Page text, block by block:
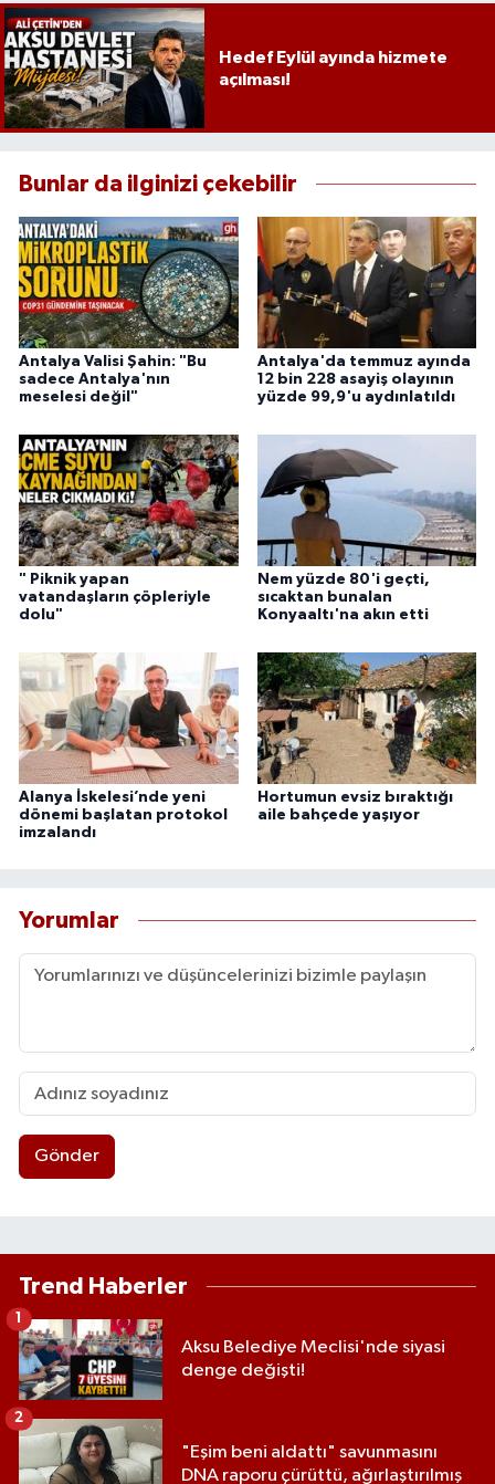
Hedef Eylül ayında hizmete
açılması!
Bunlar da ilginizi çekebilir
Antalya Valisi Şahin: "Bu
sadece Antalya'nın
meselesi değil"
Antalya'da temmuz ayında
12 bin 228 asayiş olayının
yüzde 99,9'u aydınlatıldı
" Piknik yapan
vatandaşların çöpleriyle
dolu"
Nem yüzde 80'i geçti,
sıcaktan bunalan
Konyaaltı'na akın etti
Alanya İskelesi’nde yeni
dönemi başlatan protokol
imzalandı
Hortumun evsiz bıraktığı
aile bahçede yaşıyor
Yorumlar
Gönder
Trend Haberler
Aksu Belediye Meclisi'nde siyasi
denge değişti!
1
"Eşim beni aldattı" savunmasını
DNA raporu çürüttü, ağırlaştırılmış
2